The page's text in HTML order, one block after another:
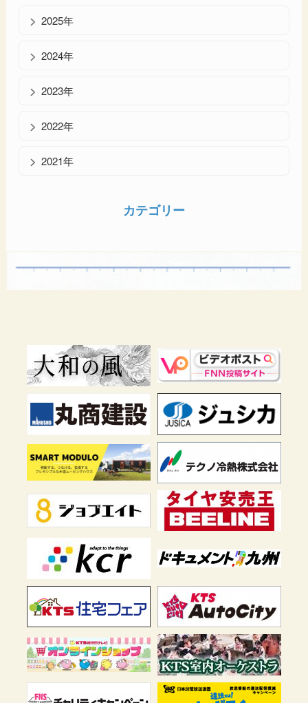
2025年
2024年
2023年
2022年
2021年
カテゴリー